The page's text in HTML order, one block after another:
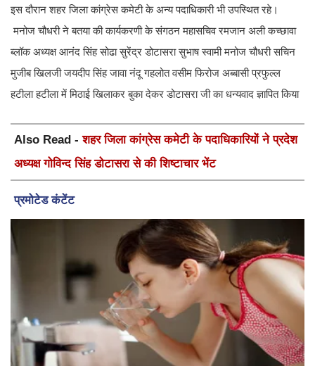
इस दौरान शहर जिला कांग्रेस कमेटी के अन्य पदाधिकारी भी उपस्थित रहे।
मनोज चौधरी ने बतया की कार्यकरणी के संगठन महासचिव रमजान अली कच्छावा
ब्लॉक अध्यक्ष आनंद सिंह सोढा सुरेंद्र डोटासरा सुभाष स्वामी मनोज चौधरी सचिन
मुजीब खिलजी जयदीप सिंह जावा नंदू गहलोत वसीम फिरोज अब्बासी प्रफुल्ल
हटीला हटीला में मिठाई खिलाकर बुका देकर डोटासरा जी का धन्यवाद ज्ञापित किया
Also Read -शहर जिला कांग्रेस कमेटी के पदाधिकारियों ने प्रदेश
अध्यक्ष गोविन्द सिंह डोटासरा से की शिष्टाचार भेंट